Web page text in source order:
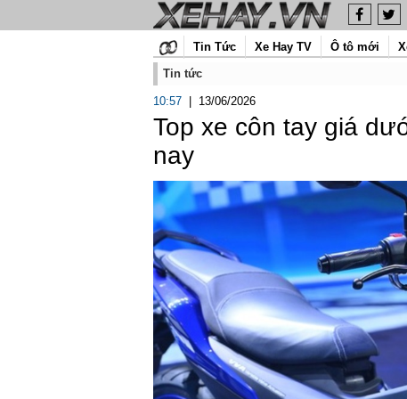
Tin Tức Xe Hay TV Ô tô mới
Tin tức
10:57 13/06/2026
Top xe côn tay giá
nay